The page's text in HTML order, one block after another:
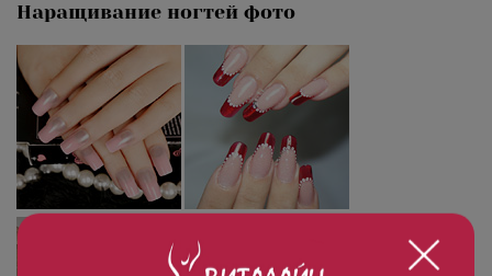
Наращивание ногтей фото
«Мудрость Тибета»
«Шоколадный Релакс»
«SPA-отпуск в Тибете»
«Кедровый рай»
«Сибирское здоровье»